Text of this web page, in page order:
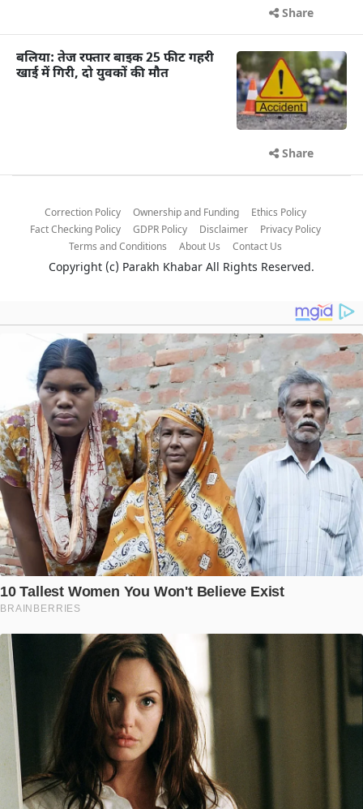
Share
बलिया: तेज रफ्तार बाइक 25 फीट गहरी
खाई में गिरी, दो युवकों की मौत
Share
Correction Policy Ownership and Funding
Ethics Policy
Fact Checking Policy
GDPR Policy Disclaimer
Privacy Policy
Terms and Conditions
About Us Contact Us
Copyright (c) Parakh Khabar All Rights Reserved.